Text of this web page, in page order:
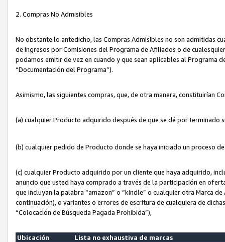
2. Compras No Admisibles
No obstante lo antedicho, las Compras Admisibles no son admitidas
de Ingresos por Comisiones del Programa de Afiliados o de
podamos emitir de vez en cuando y que sean aplicables al Programa
“Documentación del Programa”).
Asimismo, las siguientes compras, que, de otra manera, constituirían
(a) cualquier Producto adquirido después de que se dé por terminado
(b) cualquier pedido de Producto donde se haya iniciado un proceso
(c) cualquier Producto adquirido por un cliente que haya adquirido,
anuncio que usted haya comprado a través de la participación en
que incluyan la palabra “amazon” o “kindle” o cualquier otra Marca
continuación), o variantes o errores de escritura de cualquiera de
“Colocación de Búsqueda Pagada Prohibida”),
Ubicación
Lista no exhaustiva de marcas